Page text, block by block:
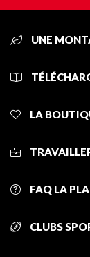
UNE
LA
FAQ LA
CLUBS